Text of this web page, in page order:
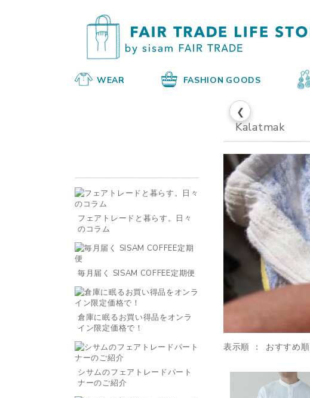
WEAR FASHION GOODS
❮
Kalatmak
表示順 おすすめ順
フェアトレードと暮らす。日々
のコラム
毎月届く SISAM COFFEE定期便
倉庫に眠るお買い得品をオンラ
イン限定価格で！
シサムのフェアトレードパート
ナーのご紹介